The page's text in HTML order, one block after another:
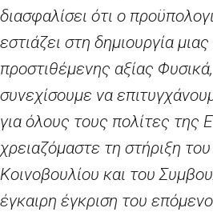
διασφαλίσει ότι ο
εστιάζει στη δημιουργία
προστιθέμενης αξίας
συνεχίσουμε να
για όλους τους πολίτες της
χρειαζόμαστε τη στήριξη
Κοινοβουλίου και του
έγκαιρη έγκριση του